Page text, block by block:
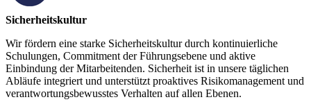
Sicherheitskultur
Wir fördern eine starke Sicherheitskultur durch kontinuierliche
Schulungen, Commitment der Führungsebene und aktive
Einbindung der Mitarbeitenden. Sicherheit ist in unsere täglichen
Abläufe integriert und unterstützt proaktives Risikomanagement und
verantwortungsbewusstes Verhalten auf allen Ebenen.